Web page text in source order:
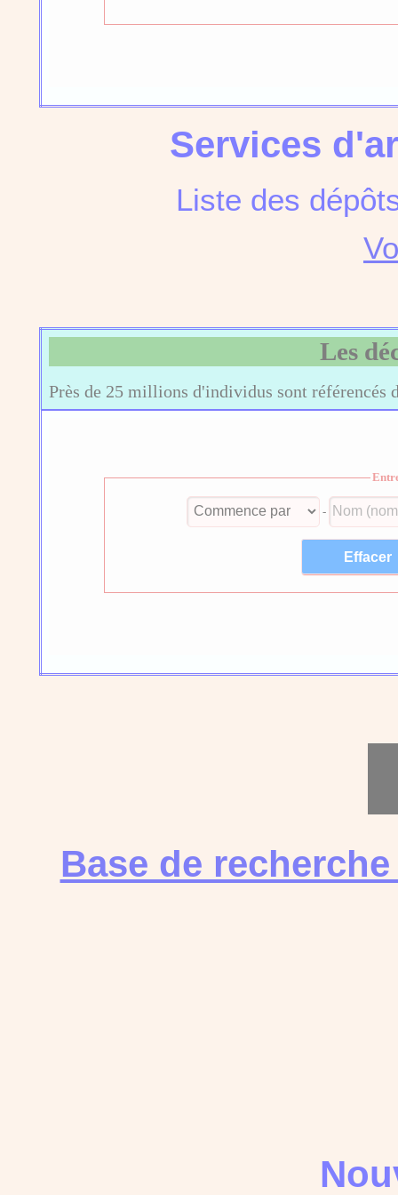
Services
Liste des
Les
Près de 25 millions d'individus sont référencés
-
Base de